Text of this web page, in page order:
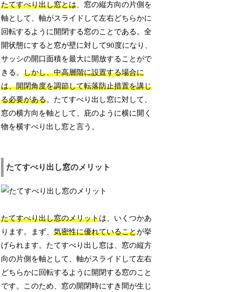
たてすべり出し窓とは、窓の縦方向の片側を
軸として、軸がスライドして左右どちらかに
回転するように開閉する窓のことである。全
開状態にすると窓が壁に対して90度になり、
サッシの開口面積を最大に開放することがで
きる。しかし、中高層階に設置する場合に
は、開閉角度を調節して転落防止措置を講じ
る必要がある。たてすべり出し窓に対して、
窓の横方向を軸として、庇のように横に開く
物を横すべり出し窓と言う。
たてすべり出し窓のメリット
たてすべり出し窓のメリットは、いくつかあ
ります。まず、気密性に優れていることが挙
げられます。たてすべり出し窓は、窓の縦方
向の片側を軸として、軸がスライドして左右
どちらかに回転するように開閉する窓のこと
です。このため、窓の開閉時にすき間が生じ